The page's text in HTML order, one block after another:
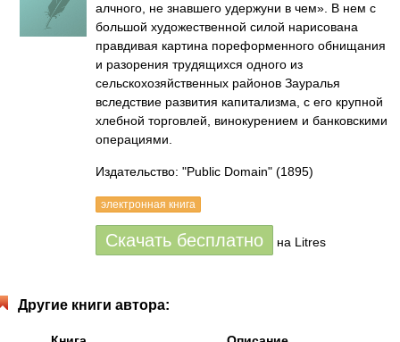
алчного, не знавшего удержуни в чем». В нем с
большой художественной силой нарисована
правдивая картина пореформенного обнищания
и разорения трудящихся одного из
сельскохозяйственных районов Зауралья
вследствие развития капитализма, с его крупной
хлебной торговлей, винокурением и банковскими
операциями.
Издательство: "Public Domain" (1895)
электронная книга
Скачать бесплатно на Litres
Другие книги автора: